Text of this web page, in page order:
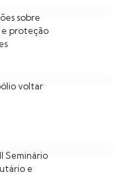
sobre
proteção
voltar
Seminário
e